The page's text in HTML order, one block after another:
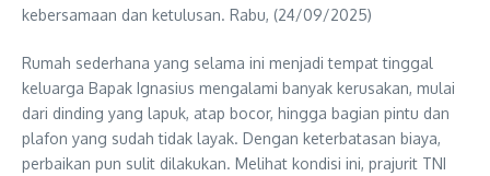
kebersamaan dan ketulusan. Rabu, (24/09/2025)
Rumah sederhana yang selama ini menjadi tempat tinggal
keluarga Bapak Ignasius mengalami banyak kerusakan, mulai
dari dinding yang lapuk, atap bocor, hingga bagian pintu dan
plafon yang sudah tidak layak. Dengan keterbatasan biaya,
perbaikan pun sulit dilakukan. Melihat kondisi ini, prajurit TNI